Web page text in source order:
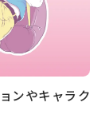
ンやキャラク